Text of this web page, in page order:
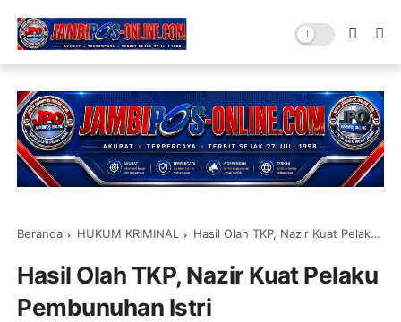
Beranda HUKUM KRIMINAL Hasil Olah TKP, Nazir Kuat Pelaku Pembunuhan Istri
Hasil Olah TKP, Nazir Kuat Pelaku
Pembunuhan Istri